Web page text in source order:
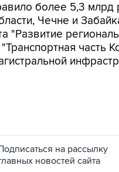
более 5,3 млрд
Чечне и
"Развитие
часть
на рассылку
новостей сайта